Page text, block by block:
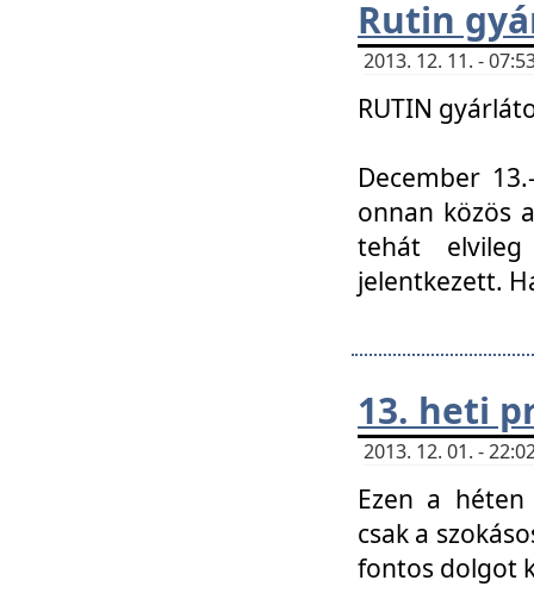
Rutin
2013. 12. 11. -
RUTIN
December
onnan közös
tehát
jelentkezett.
13. heti
2013. 12. 01. -
Ezen a
csak a
fontos dolgot